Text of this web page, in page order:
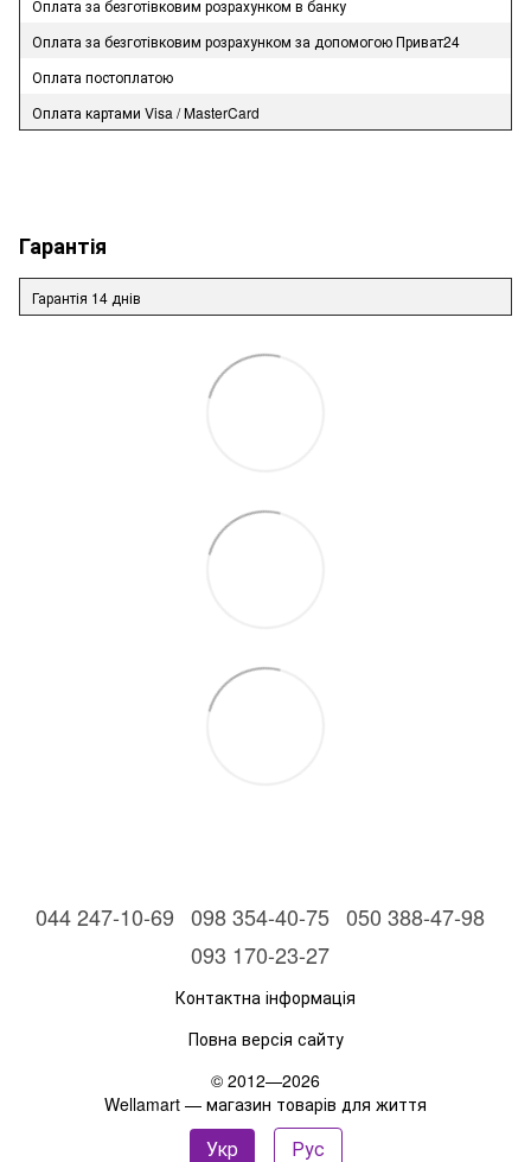
Оплата за безготівковим розрахунком в банку
Оплата за безготівковим розрахунком за допомогою Приват24
Оплата постоплатою
Оплата картами Visa / MasterCard
Гарантія
Гарантія 14 днів
044 247-10-69 098 354-40-75 050 388-47-98
093 170-23-27
Контактна інформація
Повна версія сайту
© 2012—2026
Wellamart — магазин товарів для життя
Укр Рус